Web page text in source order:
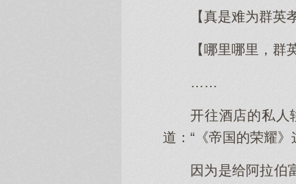
【真是难为群英
【哪里哪里，群
……
开往酒店的私人
道：“《帝国的荣耀
因为是给阿拉伯